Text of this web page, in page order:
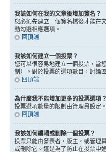
我該如何在我的文章後增加簽名？
您必須先建立一個簽名檔後才能在
動勾選相應選項。
回頂端
我該如何建立一個投票？
您可以很容易地建立一個投票，當
制）。對於投票的選項數目，討論
回頂端
為什麼我不能增加更多的投票選項？
投票選項數量的限制由管理員設定
回頂端
我該如何編輯或刪除一個投票？
投票只能由發表者，版主，或管理
或刪除它。這是為了防止在投票中